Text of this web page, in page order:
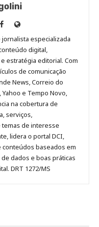
Anny
Malagolini
no
Facebook
Site
de
Anny
Malagolini
especializada
digital,
estratégia editorial. Com
de comunicação
News, Correio do
Yahoo e Tempo Novo,
na cobertura de
serviços,
de interesse
lidera o portal DCI,
baseados em
dados e boas práticas
DRT 1272/MS